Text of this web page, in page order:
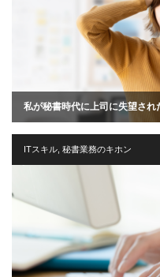
私が秘書時代に上司に失望さ
ITスキル 秘書業務のキホン